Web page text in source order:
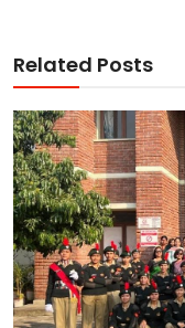
Related Posts